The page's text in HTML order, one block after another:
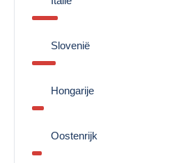
Slovenië
Hongarije
Oostenrijk